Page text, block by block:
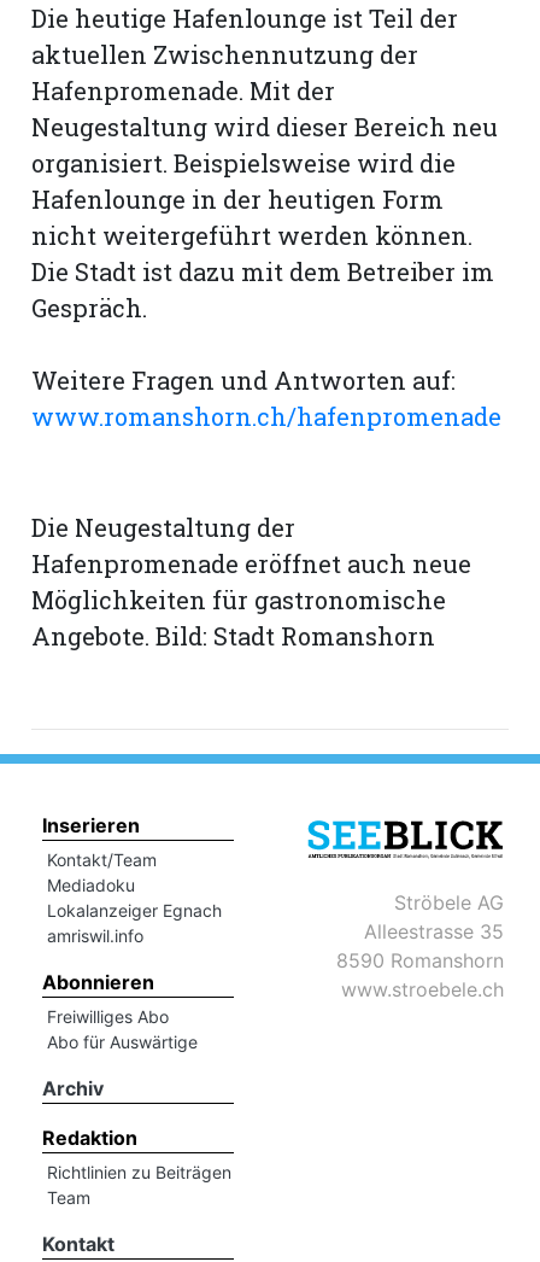
Die heutige Hafenlounge ist Teil der
aktuellen Zwischennutzung der
Hafenpromenade. Mit der
Neugestaltung wird dieser Bereich neu
organisiert. Beispielsweise wird die
Hafenlounge in der heutigen Form
nicht weitergeführt werden können.
Die Stadt ist dazu mit dem Betreiber im
Gespräch.
Weitere Fragen und Antworten auf:
www.romanshorn.ch/hafenpromenade
Die Neugestaltung der
Hafenpromenade eröffnet auch neue
Möglichkeiten für gastronomische
Angebote. Bild: Stadt Romanshorn
Inserieren
Kontakt/Team
Mediadoku
Lokalanzeiger Egnach
amriswil.info
Abonnieren
Freiwilliges Abo
Abo für Auswärtige
Archiv
Redaktion
Richtlinien zu Beiträgen
Team
Kontakt
Ströbele AG
Alleestrasse 35
8590 Romanshorn
www.stroebele.ch